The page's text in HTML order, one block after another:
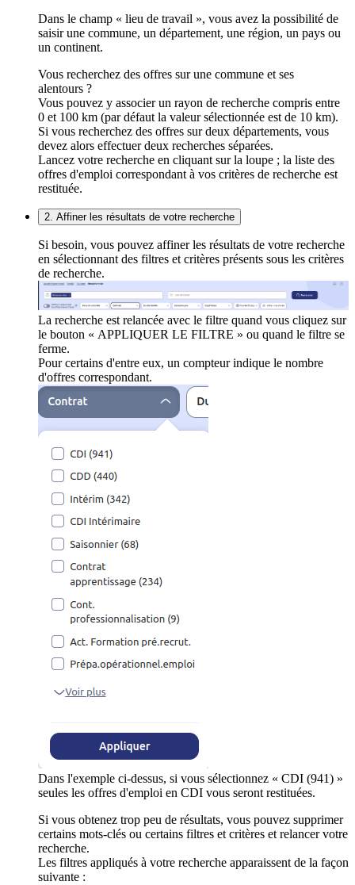
Dans le champ « lieu de travail », vous avez la possibilité de
saisir une commune, un département, une région, un pays ou
un continent.
Vous recherchez des offres sur une commune et ses
alentours ?
Vous pouvez y associer un rayon de recherche compris entre
0 et 100 km (par défaut la valeur sélectionnée est de 10 km).
Si vous recherchez des offres sur deux départements, vous
devez alors effectuer deux recherches séparées.
Lancez votre recherche en cliquant sur la loupe ; la liste des
offres d'emploi correspondant à vos critères de recherche est
restituée.
2. Affiner les résultats de votre recherche
Si besoin, vous pouvez affiner les résultats de votre recherche
en sélectionnant des filtres et critères présents sous les critères
de recherche.
La recherche est relancée avec le filtre quand vous cliquez sur
le bouton « APPLIQUER LE FILTRE » ou quand le filtre se
ferme.
Pour certains d'entre eux, un compteur indique le nombre
d'offres correspondant.
Dans l'exemple ci-dessus, si vous sélectionnez « CDI (941) »
seules les offres d'emploi en CDI vous seront restituées.
Si vous obtenez trop peu de résultats, vous pouvez supprimer
certains mots-clés ou certains filtres et critères et relancer votre
recherche.
Les filtres appliqués à votre recherche apparaissent de la façon
suivante :